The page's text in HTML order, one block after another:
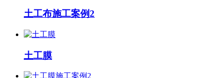
土工布施工案例2
土工膜